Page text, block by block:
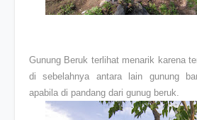
Gunung Beruk terlihat menarik karena
di sebelahnya antara lain gunung
apabila di pandang dari gunug beruk.